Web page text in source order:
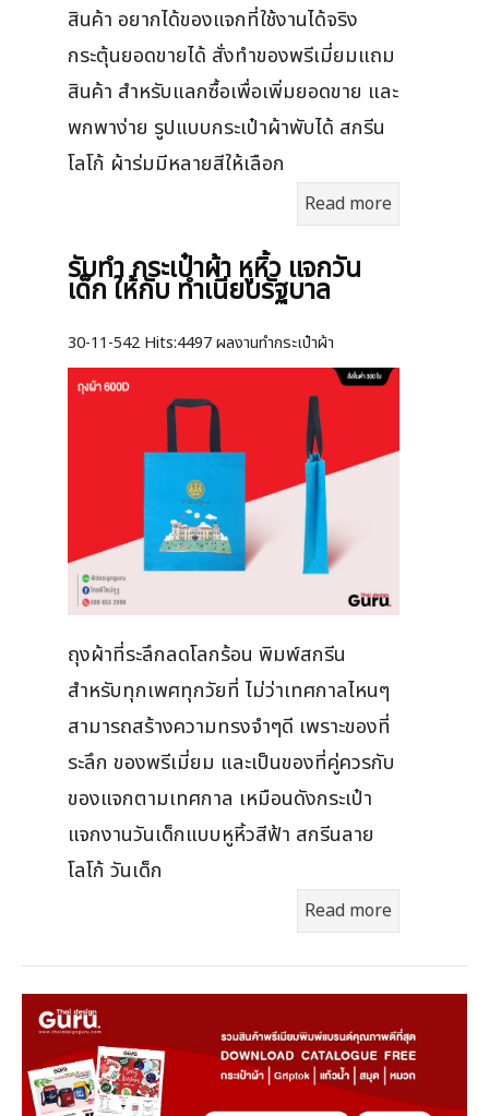
สินค้า อยากได้ของแจกที่ใช้งานได้จริง
กระตุ้นยอดขายได้ สั่งทำของพรีเมี่ยมแถม
สินค้า สำหรับแลกซื้อเพื่อเพิ่มยอดขาย และ
พกพาง่าย รูปแบบกระเป๋าผ้าพับได้ สกรีน
โลโก้ ผ้าร่มมีหลายสีให้เลือก
Read more
รับทำ กระเป๋าผ้า หูหิ้ว แจกวัน
เด็ก ให้กับ ทำเนียบรัฐบาล
30-11-542 Hits:4497 ผลงานทำกระเป๋าผ้า
ถุงผ้าที่ระลึกลดโลกร้อน พิมพ์สกรีน
สำหรับทุกเพศทุกวัยที่ ไม่ว่าเทศกาลไหนๆ
สามารถสร้างความทรงจำๆดี เพราะของที่
ระลึก ของพรีเมี่ยม และเป็นของที่คู่ควรกับ
ของแจกตามเทศกาล เหมือนดังกระเป๋า
แจกงานวันเด็กแบบหูหิ้วสีฟ้า สกรีนลาย
โลโก้ วันเด็ก
Read more